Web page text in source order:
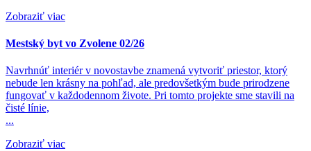
Zobraziť viac
Mestský byt vo Zvolene 02/26
Navrhnúť interiér v novostavbe znamená vytvoriť priestor, ktorý
nebude len krásny na pohľad, ale predovšetkým bude prirodzene
fungovať v každodennom živote. Pri tomto projekte sme stavili na
čisté línie,
...
Zobraziť viac